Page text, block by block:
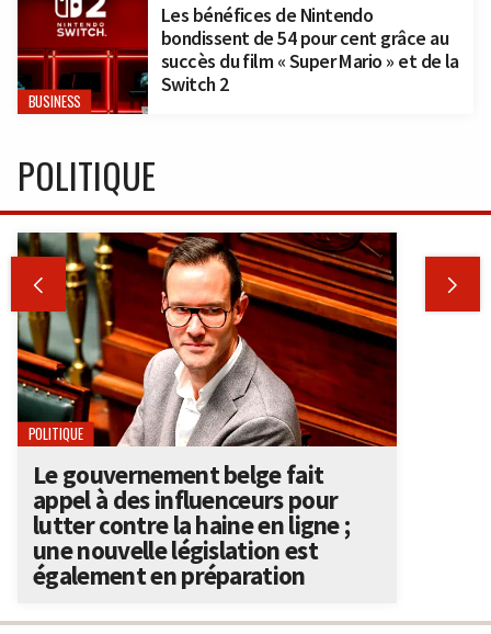
BUSINESS
Les bénéfices de Nintendo
bondissent de 54 pour cent grâce au
succès du film « Super Mario » et de la
Switch 2
POLITIQUE
 
POLITIQUE
Le gouvernement belge fait
appel à des influenceurs pour
lutter contre la haine en ligne ;
une nouvelle législation est
également en préparation